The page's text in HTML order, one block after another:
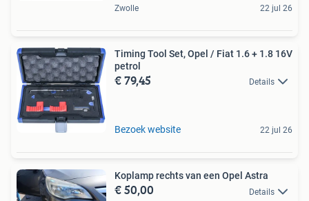
Zwolle 22 jul 26
Timing Tool Set, Opel / Fiat 1.6 + 1.8 16V
petrol
€ 79,45 Details
Bezoek website 22 jul 26
Koplamp rechts van een Opel Astra
€ 50,00 Details